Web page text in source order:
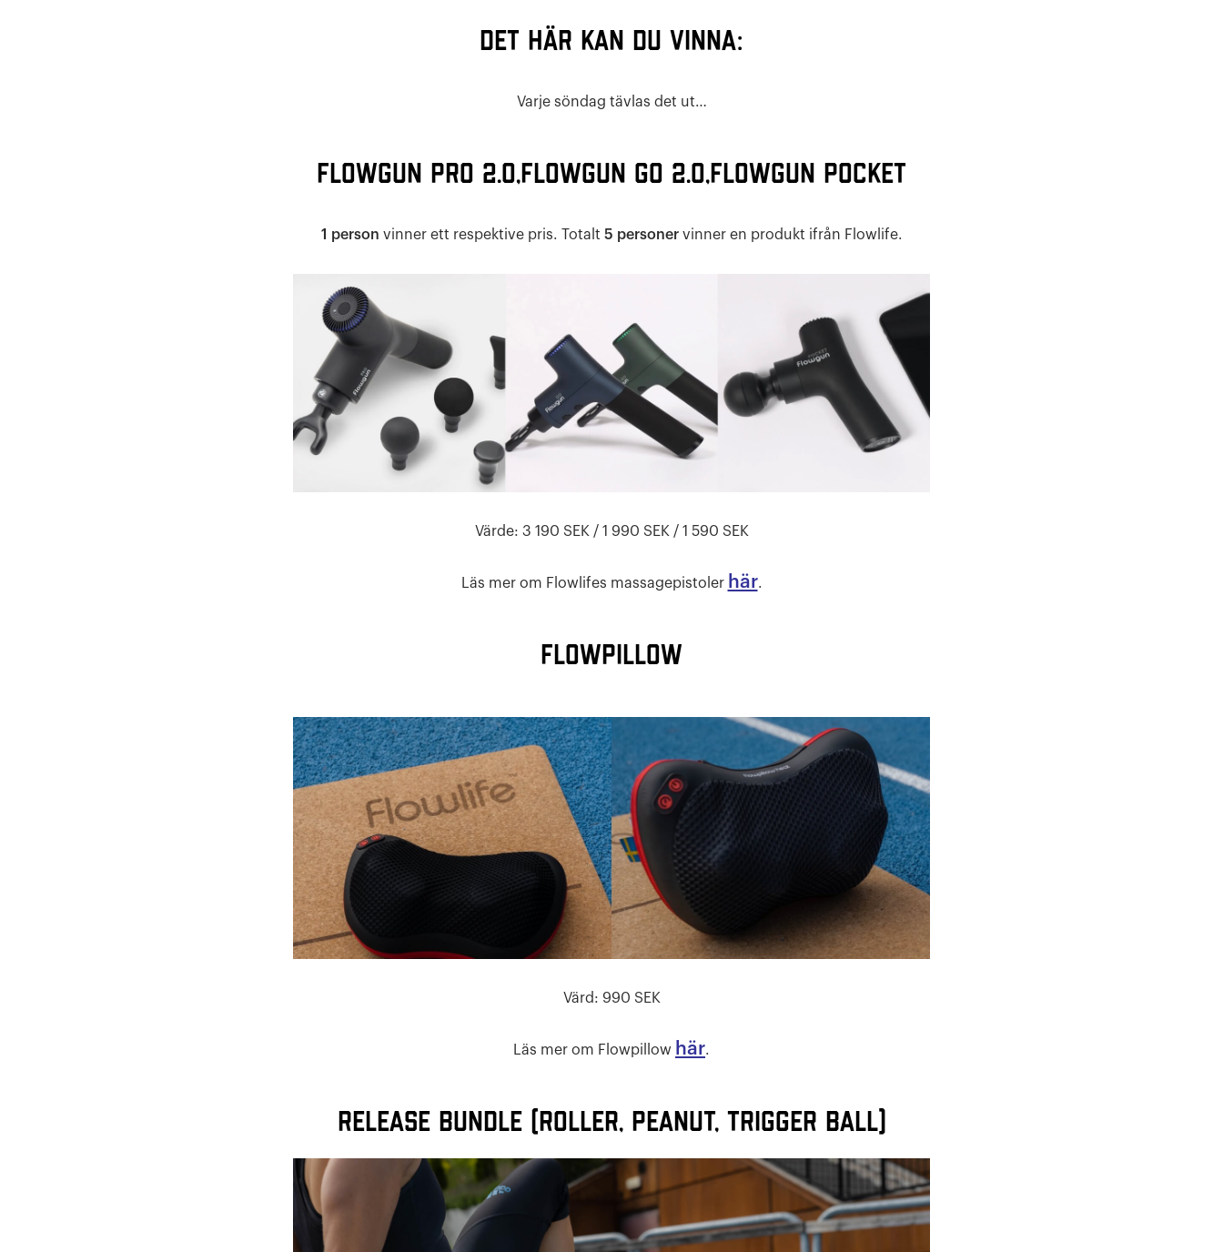
DET HÄR KAN DU VINNA:
Varje söndag tävlas det ut…
Flowgun Pro 2.0, Flowgun GO 2.0, Flowgun Pocket
1 person vinner ett respektive pris. Totalt 5 personervinner en produkt ifrån Flowlife.
Värde: 3 190 SEK / 1 990 SEK / 1 590 SEK
Läs mer om Flowlifes massagepistoler här.
Flowpillow
Värd: 990 SEK
Läs mer om Flowpillow här.
Release bundle (Roller, Peanut, trigger ball)